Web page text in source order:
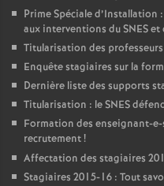
Prime Spéciale
aux interventions duSNESet
Titularisation des
Enquête stagiaires sur la
Dernière liste des supports
Titularisation : leSNES
Formation des enseignant-
recrutement!
Affectation des stagiaires
Stagiaires 2015-16 : Tout